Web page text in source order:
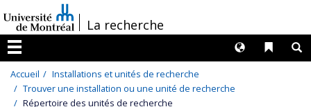
au
contenu
/La recherche
Menu
Liens
Langues
Accueil
Installations et unités de recherche
Trouver une installation ou une unité de recherche
Répertoire des unités de recherche